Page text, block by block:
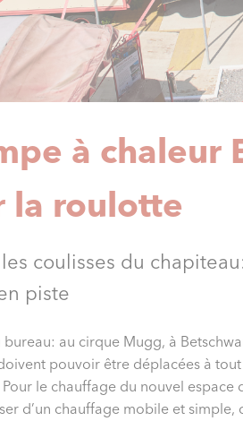
à chaleur
la roulotte
coulisses du
piste
au cirque Mugg, à
pouvoir être déplacées à
le chauffage du nouvel
d’un chauffage mobile et simple,